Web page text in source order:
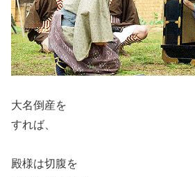
大名倒産を
すれば、
殿様は切腹を